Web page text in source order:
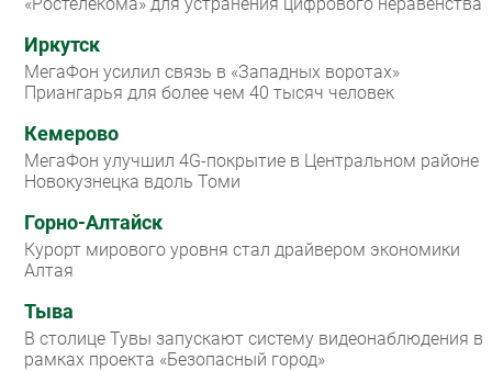
Иркутск
МегаФон усилил связь в «Западных воротах»
Приангарья для более чем 40 тысяч человек
Кемерово
МегаФон улучшил 4G-покрытие в Центральном районе
Новокузнецка вдоль Томи
Горно-Алтайск
Курорт мирового уровня стал драйвером экономики
Алтая
Тыва
В столице Тувы запускают систему видеонаблюдения в
рамках проекта «Безопасный город»